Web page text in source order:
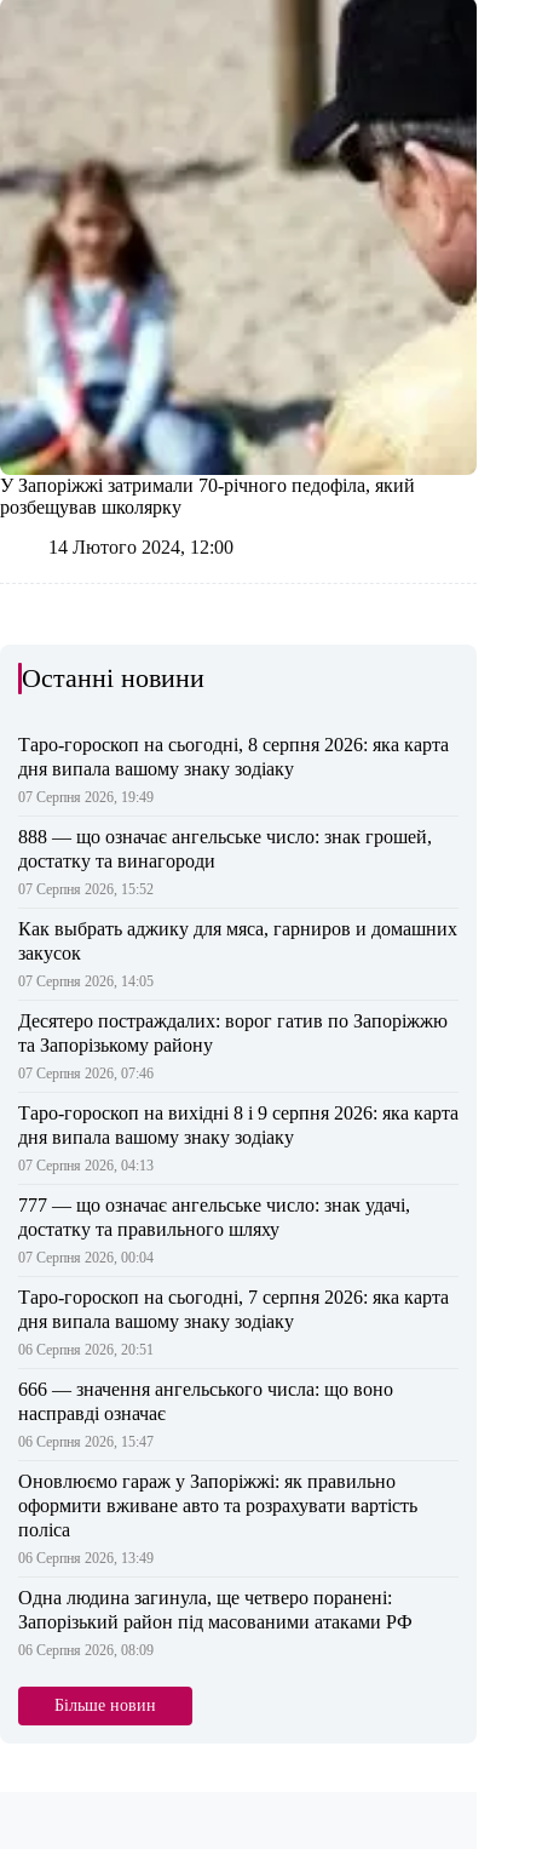
У Запоріжжі затримали 70-річного педофіла, який
розбещував школярку
14 Лютого 2024, 12:00
Останні новини
Таро-гороскоп на сьогодні, 8 серпня 2026: яка карта
дня випала вашому знаку зодіаку
07 Серпня 2026, 19:49
888 — що означає ангельське число: знак грошей,
достатку та винагороди
07 Серпня 2026, 15:52
Как выбрать аджику для мяса, гарниров и домашних
закусок
07 Серпня 2026, 14:05
Десятеро постраждалих: ворог гатив по Запоріжжю
та Запорізькому району
07 Серпня 2026, 07:46
Таро-гороскоп на вихідні 8 і 9 серпня 2026: яка карта
дня випала вашому знаку зодіаку
07 Серпня 2026, 04:13
777 — що означає ангельське число: знак удачі,
достатку та правильного шляху
07 Серпня 2026, 00:04
Таро-гороскоп на сьогодні, 7 серпня 2026: яка карта
дня випала вашому знаку зодіаку
06 Серпня 2026, 20:51
666 — значення ангельського числа: що воно
насправді означає
06 Серпня 2026, 15:47
Оновлюємо гараж у Запоріжжі: як правильно
оформити вживане авто та розрахувати вартість
поліса
06 Серпня 2026, 13:49
Одна людина загинула, ще четверо поранені:
Запорізький район під масованими атаками РФ
06 Серпня 2026, 08:09
Більше новин